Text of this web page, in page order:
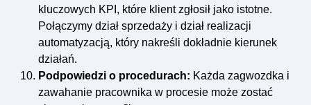
kluczowych KPI, które klient zgłosił jako istotne.
Połączymy dział sprzedaży i dział realizacji
automatyzacją, który nakreśli dokładnie kierunek
działań.
Podpowiedzi o procedurach: Każda zagwozdka i
zawahanie pracownika w procesie może zostać